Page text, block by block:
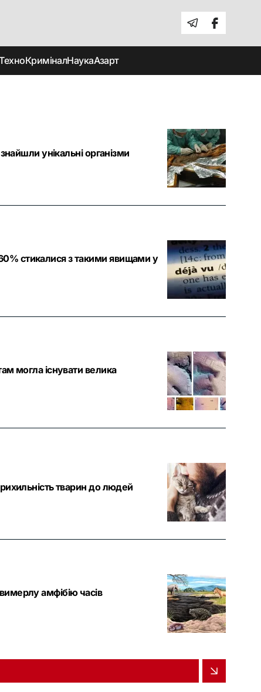
КриміналНаукаАзарт
унікальні організми
стикалися з такими явищами у
могла існувати велика
тварин до людей
амфібію часів